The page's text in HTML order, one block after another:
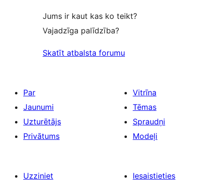
Jums ir kaut kas ko teikt?
Vajadzīga palīdzība?
Skatīt atbalsta forumu
Par
Jaunumi
Uzturētājs
Privātums
Vitrīna
Tēmas
Spraudņi
Modeļi
Uzziniet
Iesaistieties